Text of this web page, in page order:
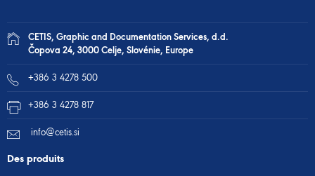
CETIS, Graphic and Documentation Services, d.d.
Čopova 24, 3000 Celje, Slovénie, Europe
+386 3 4278 500
+386 3 4278 817
info@cetis.si
Des produits